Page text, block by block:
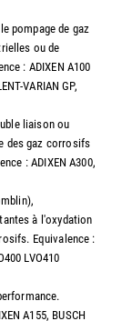
pompage de gaz
ou de
: ADIXEN A100
VARIAN GP,
liaison ou
des gaz corrosifs
: ADIXEN A300,
à l'oxydation
Equivalence :
LVO410
A155, BUSCH